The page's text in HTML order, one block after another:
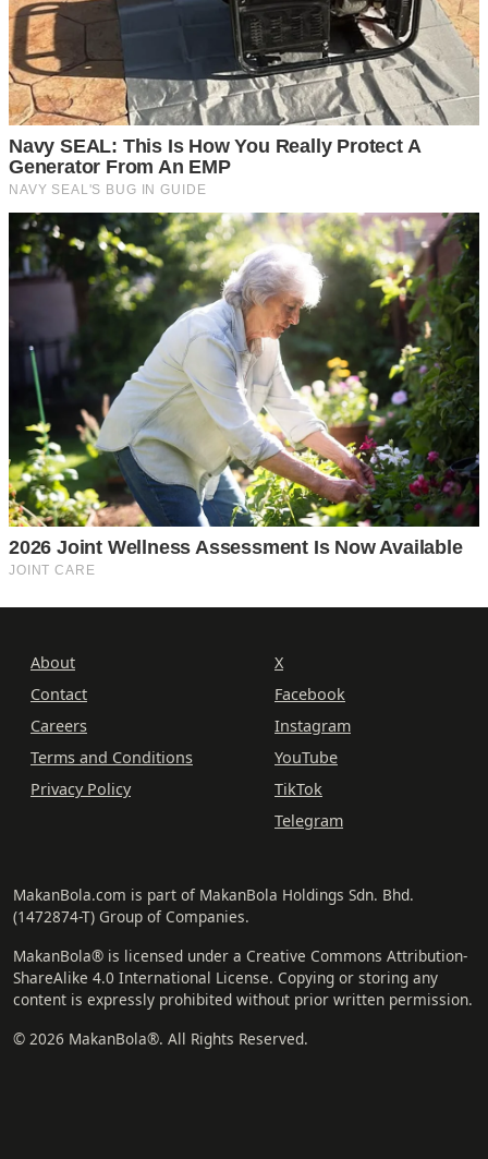
About
Contact
Careers
Terms and Conditions
Privacy Policy
X
Facebook
Instagram
YouTube
TikTok
Telegram
MakanBola.com is part of MakanBola Holdings Sdn. Bhd.
(1472874-T) Group of Companies.
MakanBola® is licensed under a Creative Commons Attribution-
ShareAlike 4.0 International License. Copying or storing any
content is expressly prohibited without prior written permission.
© 2026 MakanBola®. All Rights Reserved.